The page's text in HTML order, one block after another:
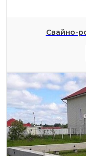
Свайно-